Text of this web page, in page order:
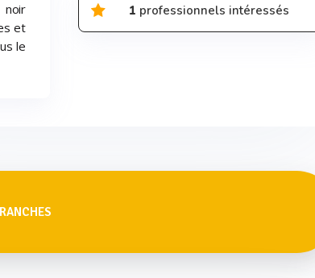
noir
et
le
1 professionnels intéressés